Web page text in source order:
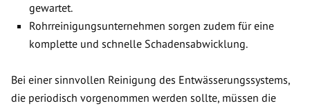
gewartet.
Rohrreinigungsunternehmen sorgen zudem für eine
komplette und schnelle Schadensabwicklung.
Bei einer sinnvollen Reinigung des Entwässerungssystems,
die periodisch vorgenommen werden sollte, müssen die